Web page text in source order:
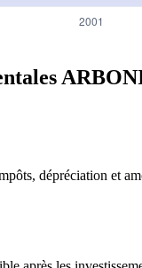
dépréciation et